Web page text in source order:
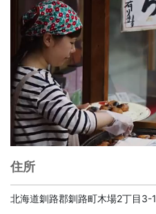
住所
北海道釧路郡釧路町木場2丁目3-1